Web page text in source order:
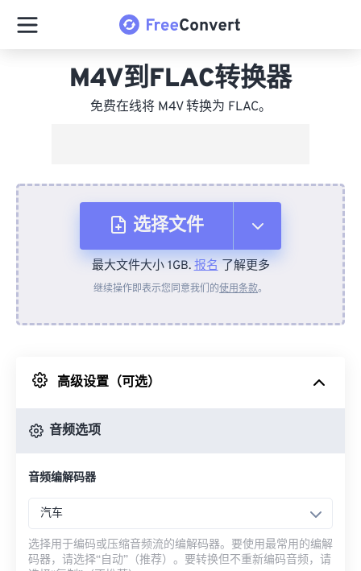
M4V到FLAC转换器
免费在线将 M4V 转换为 FLAC。
选择文件
从设备
来自 Google Drive
最大文件大小 1GB.报名了解更多
继续操作即表示您同意我们的使用条款。
高级设置（可选）
音频选项
音频编解码器
汽车
选择用于编码或压缩音频流的编解码器。要使用最常用的编解
码器，请选择“自动”（推荐）。要转换但不重新编码音频，请